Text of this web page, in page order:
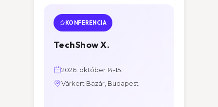
KONFERENCIA
TechShow X.
2026. október 14-15.
Várkert Bazár, Budapest